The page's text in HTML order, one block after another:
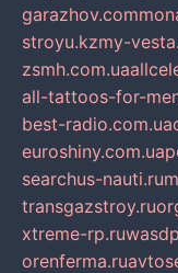
garazhov.com
stroyu.kzmy-
zsmh.com.ua
all-tattoos-for-
best-radio.com.ua
euroshiny.com.ua
searchus-nauti.ru
transgazstroy.ru
xtreme-rp.ru
orenferma.ru